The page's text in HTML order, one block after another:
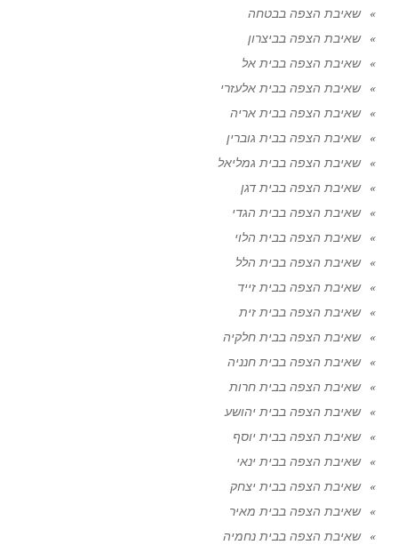
שאיבת הצפה בבטחה
שאיבת הצפה בביצרון
שאיבת הצפה בבית אל
שאיבת הצפה בבית אלעזרי
שאיבת הצפה בבית אריה
שאיבת הצפה בבית גוברין
שאיבת הצפה בבית גמליאל
שאיבת הצפה בבית דגן
שאיבת הצפה בבית הגדי
שאיבת הצפה בבית הלוי
שאיבת הצפה בבית הלל
שאיבת הצפה בבית זייד
שאיבת הצפה בבית זית
שאיבת הצפה בבית חלקיה
שאיבת הצפה בבית חנניה
שאיבת הצפה בבית חרות
שאיבת הצפה בבית יהושע
שאיבת הצפה בבית יוסף
שאיבת הצפה בבית ינאי
שאיבת הצפה בבית יצחק
שאיבת הצפה בבית מאיר
שאיבת הצפה בבית נחמיה